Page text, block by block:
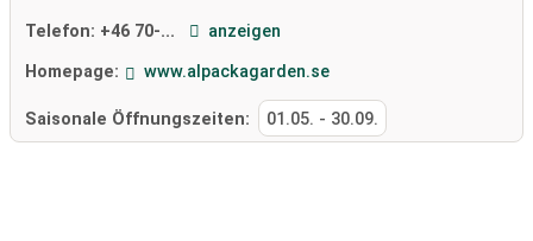
Telefon: +46 70-... anzeigen
Homepage: www.alpackagarden.se
Saisonale Öffnungszeiten: 01.05. - 30.09.